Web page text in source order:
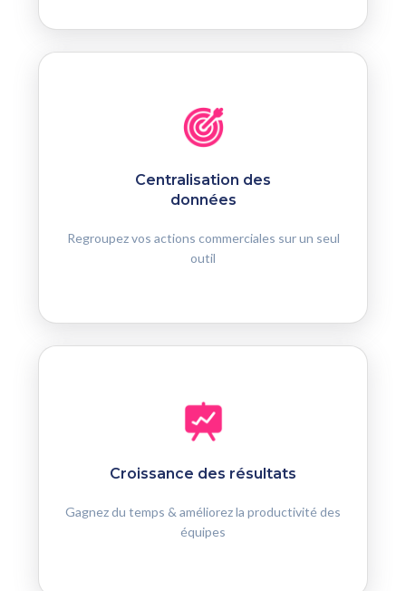
Centralisation des
données
Regroupez vos actions commerciales sur un seul
outil
Croissance des résultats
Gagnez du temps & améliorez la productivité des
équipes